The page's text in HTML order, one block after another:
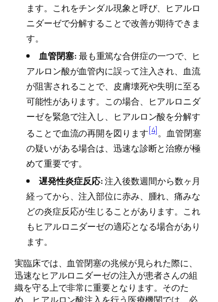
ます。これをチンダル現象と呼び、ヒアルロ
ニダーゼで分解することで改善が期待できま
す。
血管閉塞:最も重篤な合併症の一つで、ヒ
アルロン酸が血管内に誤って注入され、血流
が阻害されることで、皮膚壊死や失明に至る
可能性があります。この場合、ヒアルロニダ
ーゼを緊急で注入し、ヒアルロン酸を分解す
ることで血流の再開を図ります[4]。血管閉塞
の疑いがある場合は、迅速な診断と治療が極
めて重要です。
遅発性炎症反応:注入後数週間から数ヶ月
経ってから、注入部位に赤み、腫れ、痛みな
どの炎症反応が生じることがあります。これ
もヒアルロニダーゼの適応となる場合があり
ます。
実臨床では、血管閉塞の兆候が見られた際に、
迅速なヒアルロニダーゼの注入が患者さんの組
織を守る上で非常に重要となります。そのた